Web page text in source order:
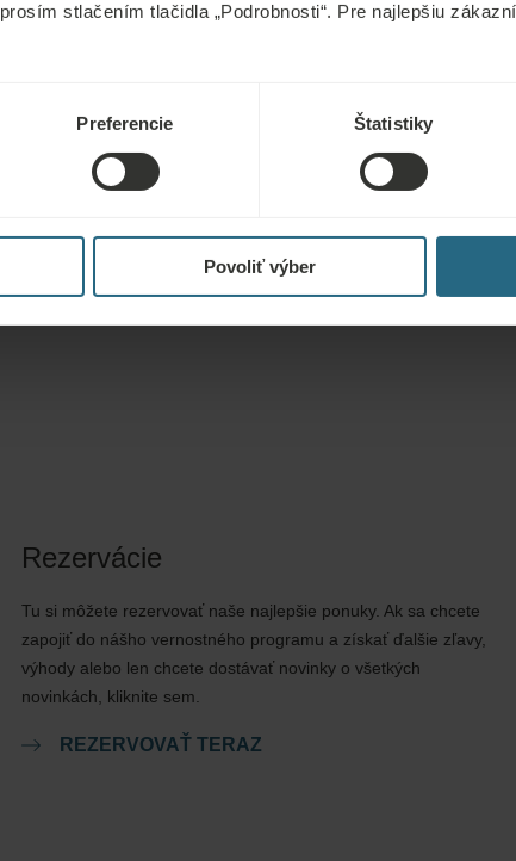
stlačením tlačidla „Podrobnosti“. Pre najlepšiu
Preferencie Štatistiky
Povoliť výber
a
niektorých
nervového
Nie je možné
Infekčné choroby, horúčka,
hypertenzia, epilepsia, akútna
problémy, kožné ochorenia,
alkoholu alebo drog.
Rezervácie
Tu si môžete rezervovať naše najlepšie ponuky. Ak sa chcete
zapojiť do nášho vernostného programu a získať ďalšie zľavy,
výhody alebo len chcete dostávať novinky o všetkých
novinkách, kliknite sem.
REZERVOVAŤ TERAZ